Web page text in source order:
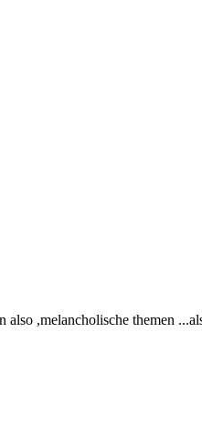
,melancholische themen